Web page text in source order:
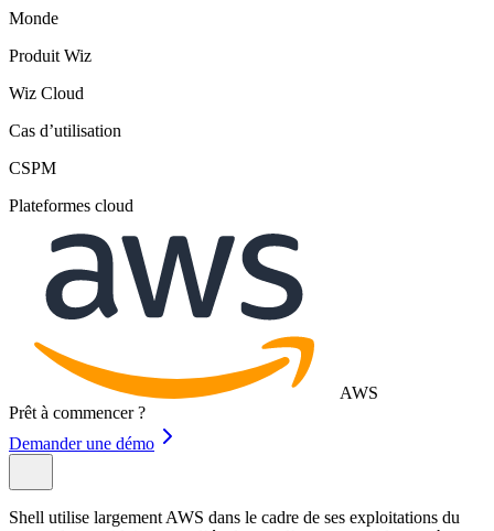
Monde
Produit Wiz
Wiz Cloud
Cas d’utilisation
CSPM
Plateformes cloud
AWS
Prêt à commencer ?
Demander une démo
Shell utilise largement AWS dans le cadre de ses exploitations du